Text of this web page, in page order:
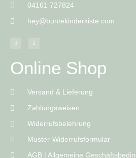
04161 727824
hey@buntekinderkiste.com
Online Shop
Versand & Lieferung
Zahlungsweisen
Widerrufsbelehrung
Muster-Widerrufsformular
AGB | Allgemeine